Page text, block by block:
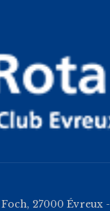
27000 Évreux -